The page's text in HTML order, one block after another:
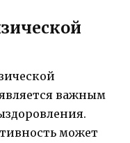
является важным
может